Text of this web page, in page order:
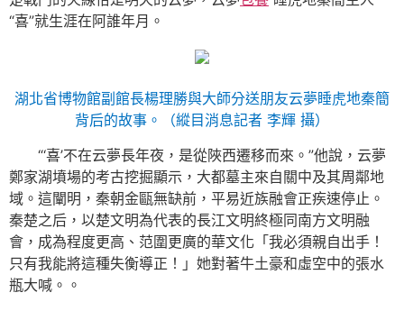
“喜”就生涯在阿誰年月。
湖北省博物館副館長楊理勝與大師分送朋友云夢睡虎地秦簡
背后的故事。（縱目消息記者 李輝 攝）
“‘喜’不在云夢長年夜，是從陜西遷移而來。”他說，云夢
鄭家湖墳場的考古挖掘顯示，大都墓主來自關中及其周鄰地
域。這闡明，秦朝金甌無缺前，平易近族融會正疾速停止。
秦楚之后，以楚文明為代表的長江文明終極同南方文明融
會，成為程度更高、范圍更廣的華文化「我必須親自出手！
只有我能將這種失衡導正！」她對著牛土豪和虛空中的張水
瓶大喊。。